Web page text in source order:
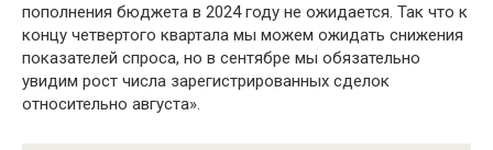
пополнения бюджета в 2024 году не ожидается. Так что к
концу четвертого квартала мы можем ожидать снижения
показателей спроса, но в сентябре мы обязательно
увидим рост числа зарегистрированных сделок
относительно августа».